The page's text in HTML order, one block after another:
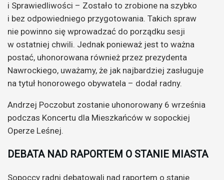
i Sprawiedliwości – Zostało to zrobione na szybko
i bez odpowiedniego przygotowania. Takich spraw
nie powinno się wprowadzać do porządku sesji
w ostatniej chwili. Jednak ponieważ jest to ważna
postać, uhonorowana również przez prezydenta
Nawrockiego, uważamy, że jak najbardziej zasługuje
na tytuł honorowego obywatela – dodał radny.
Andrzej Poczobut zostanie uhonorowany 6 września
podczas Koncertu dla Mieszkańców w sopockiej
Operze Leśnej.
DEBATA NAD RAPORTEM O STANIE MIASTA
Sopoccy radni debatowali nad raportem o stanie